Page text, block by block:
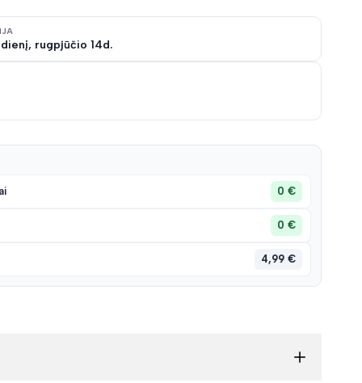
norų
sąrašą
rugpjūčio 14d.
0 €
0 €
4,99 €